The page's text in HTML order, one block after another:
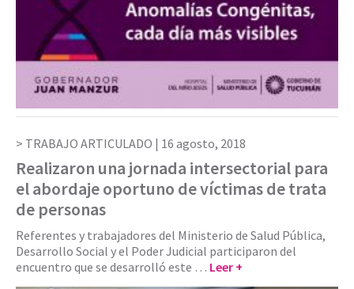
TRABAJO ARTICULADO | 16 agosto, 2018
Realizaron una jornada intersectorial para
el abordaje oportuno de víctimas de trata
de personas
Referentes y trabajadores del Ministerio de Salud Pública,
Desarrollo Social y el Poder Judicial participaron del
encuentro que se desarrolló este … Leer +